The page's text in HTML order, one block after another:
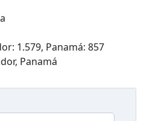
1.579, Panamá: 857
Panamá